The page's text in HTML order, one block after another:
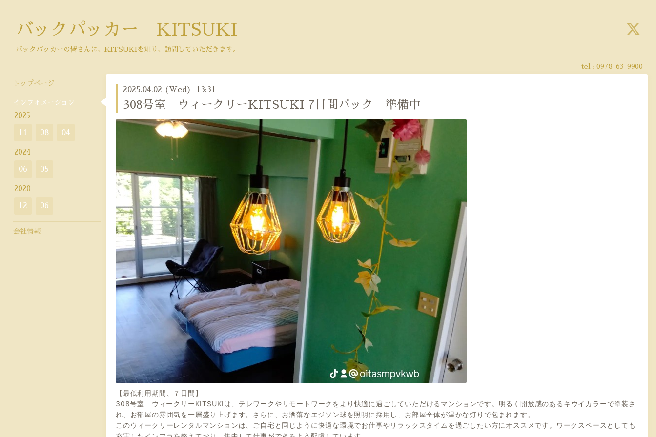
バックパッカー KITSUKI
バックパッカーの皆さんに、KITSUKIを知り、訪問していただきます。
tel : 0978-63-9900
2025.04.02 (Wed) 13:31
308号室 ウィークリーKITSUKI 7日間パック 準備中
【最低利用期間、７日間】
308号室 ウィークリーKITSUKIは、テレワークやリモートワークをより快適に過ごしていただけるマンションです。明るく開放感のあるキウイカラーで塗装さ
れ、お部屋の雰囲気を一層盛り上げます。さらに、お洒落なエジソン球を照明に採用し、お部屋全体が温かな灯りで包まれます。
このウィークリーレンタルマンションは、ご自宅と同じように快適な環境でお仕事やリラックスタイムを過ごしたい方にオススメです。ワークスペースとしても
トップページ
インフォメーション
2025
11 08 04
2024
06 05
2020
12 06
会社情報